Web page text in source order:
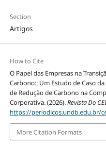
Section
Artigos
How to Cite
O Papel das Empresas na
Carbono:: Um Estudo de Caso
de Redução de Carbono na
Corporativa. (2026).Revista Do
https://periodicos.undb.edu.br/
More Citation Formats